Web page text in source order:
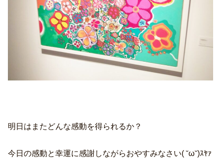
明日はまたどんな感動を得られるか？
今日の感動と幸運に感謝しながらおやすみなさい( ˘ω˘)ｽﾔｧ